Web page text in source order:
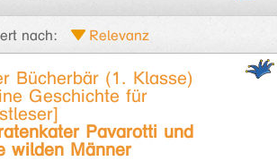
nach:
Bücherbär (1. Klasse)
Geschichte für
Pavarotti und
wilden Männer